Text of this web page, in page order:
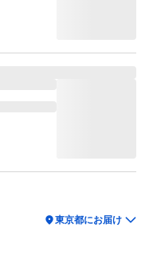
location_on東京都にお届け